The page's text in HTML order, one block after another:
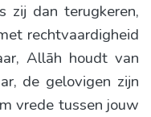
zij dan terugkeren,
rechtvaardigheid
Allāh houdt van
de gelovigen zijn
vrede tussen jouw